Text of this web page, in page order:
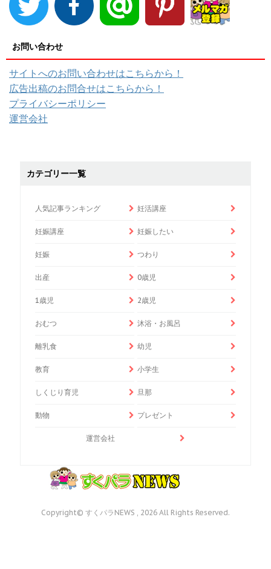
お問い合わせ
サイトへのお問い合わせはこちらから！
広告出稿のお問合せはこちらから！
プライバシーポリシー
運営会社
カテゴリー一覧
人気記事ランキング 妊活講座
妊娠講座 妊娠したい
妊娠 つわり
出産 0歳児
1歳児 2歳児
おむつ 沐浴・お風呂
離乳食 幼児
教育 小学生
しくじり育児 旦那
動物 プレゼント
運営会社
Copyright© すくパラNEWS , 2026 All Rights Reserved.